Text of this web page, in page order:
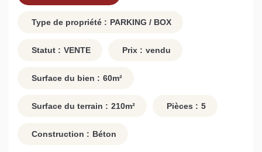
Type de propriété : PARKING / BOX
Statut : VENTE Prix : vendu
Surface du bien : 60m²
Surface du terrain : 210m² Pièces : 5
Construction : Béton